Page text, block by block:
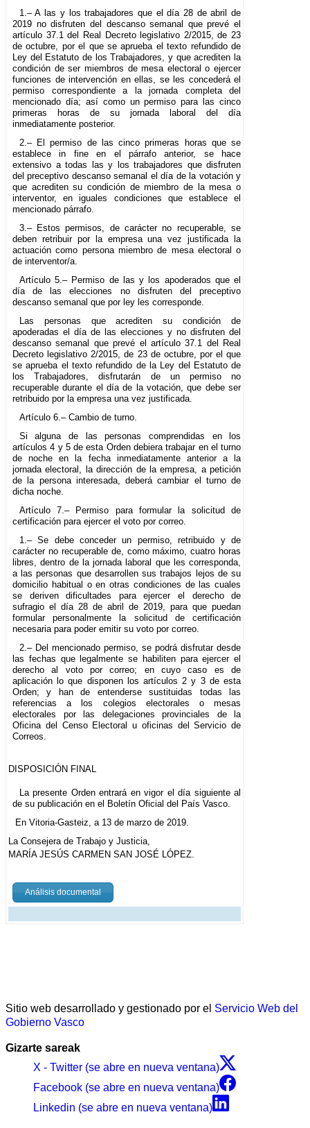
1.– A las y los trabajadores que el día 28 de abril de
2019 no disfruten del descanso semanal que prevé el
artículo 37.1 del Real Decreto legislativo 2/2015, de 23
de octubre, por el que se aprueba el texto refundido de
Ley del Estatuto de los Trabajadores, y que acrediten la
condición de ser miembros de mesa electoral o ejercer
funciones de intervención en ellas, se les concederá el
permiso correspondiente a la jornada completa del
mencionado día; así como un permiso para las cinco
primeras horas de su jornada laboral del día
inmediatamente posterior.
2.– El permiso de las cinco primeras horas que se
establece in fine en el párrafo anterior, se hace
extensivo a todas las y los trabajadores que disfruten
del preceptivo descanso semanal el día de la votación y
que acrediten su condición de miembro de la mesa o
interventor, en iguales condiciones que establece el
mencionado párrafo.
3.– Estos permisos, de carácter no recuperable, se
deben retribuir por la empresa una vez justificada la
actuación como persona miembro de mesa electoral o
de interventor/a.
Artículo 5.– Permiso de las y los apoderados que el
día de las elecciones no disfruten del preceptivo
descanso semanal que por ley les corresponde.
Las personas que acrediten su condición de
apoderadas el día de las elecciones y no disfruten del
descanso semanal que prevé el artículo 37.1 del Real
Decreto legislativo 2/2015, de 23 de octubre, por el que
se aprueba el texto refundido de la Ley del Estatuto de
los Trabajadores, disfrutarán de un permiso no
recuperable durante el día de la votación, que debe ser
retribuido por la empresa una vez justificada.
Artículo 6.– Cambio de turno.
Si alguna de las personas comprendidas en los
artículos 4 y 5 de esta Orden debiera trabajar en el turno
de noche en la fecha inmediatamente anterior a la
jornada electoral, la dirección de la empresa, a petición
de la persona interesada, deberá cambiar el turno de
dicha noche.
Artículo 7.– Permiso para formular la solicitud de
certificación para ejercer el voto por correo.
1.– Se debe conceder un permiso, retribuido y de
carácter no recuperable de, como máximo, cuatro horas
libres, dentro de la jornada laboral que les corresponda,
a las personas que desarrollen sus trabajos lejos de su
domicilio habitual o en otras condiciones de las cuales
se deriven dificultades para ejercer el derecho de
sufragio el día 28 de abril de 2019, para que puedan
formular personalmente la solicitud de certificación
necesaria para poder emitir su voto por correo.
2.– Del mencionado permiso, se podrá disfrutar desde
las fechas que legalmente se habiliten para ejercer el
derecho al voto por correo; en cuyo caso es de
aplicación lo que disponen los artículos 2 y 3 de esta
Orden; y han de entenderse sustituidas todas las
referencias a los colegios electorales o mesas
electorales por las delegaciones provinciales de la
Oficina del Censo Electoral u oficinas del Servicio de
Correos.
DISPOSICIÓN FINAL
La presente Orden entrará en vigor el día siguiente al
de su publicación en el Boletín Oficial del País Vasco.
En Vitoria-Gasteiz, a 13 de marzo de 2019.
La Consejera de Trabajo y Justicia,
MARÍA JESÚS CARMEN SAN JOSÉ LÓPEZ.
Análisis documental
Sitio web desarrollado y gestionado por el Servicio Web del
Gobierno Vasco
Gizarte sareak
X - Twitter (se abre en nueva ventana)
Facebook (se abre en nueva ventana)
Linkedin (se abre en nueva ventana)